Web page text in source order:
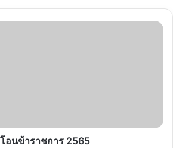
อนข้าราชการ 2565